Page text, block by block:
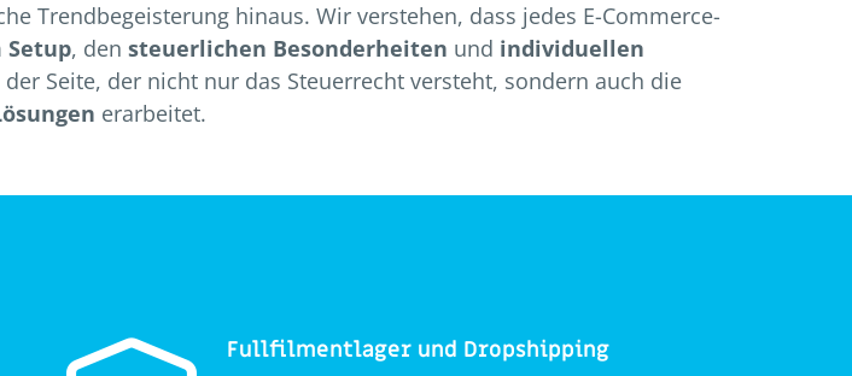
Trendbegeisterung hinaus. Wir verstehen, dass jedes E-Commerce-
Setup, den steuerlichen Besonderheiten und individuellen
Seite, der nicht nur das Steuerrecht versteht, sondern auch die
erarbeitet.
Fullfilmentlager und Dropshipping